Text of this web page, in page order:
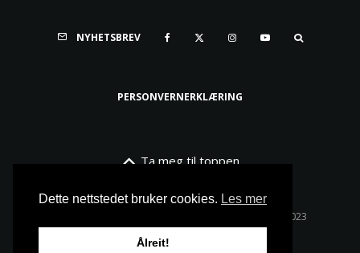
NYHETSBREV
PERSONVERNERKLÆRING
Ta meg til toppen
Alle rettigheter reservert • Copyright © Natt & Dag 2023
Dette nettstedet bruker cookies. Les mer
Ålreit!